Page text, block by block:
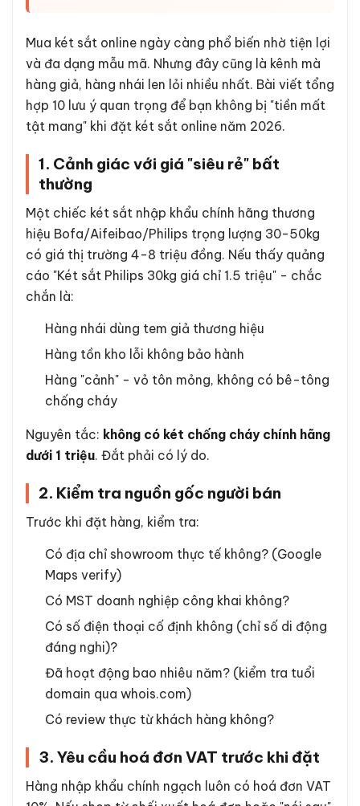
Mua két sắt online ngày càng phổ biến nhờ tiện lợi
và đa dạng mẫu mã. Nhưng đây cũng là kênh mà
hàng giả, hàng nhái len lỏi nhiều nhất. Bài viết tổng
hợp 10 lưu ý quan trọng để bạn không bị "tiền mất
tật mang" khi đặt két sắt online năm 2026.
1. Cảnh giác với giá "siêu rẻ" bất
thường
Một chiếc két sắt nhập khẩu chính hãng thương
hiệu Bofa/Aifeibao/Philips trọng lượng 30-50kg
có giá thị trường 4-8 triệu đồng. Nếu thấy quảng
cáo "Két sắt Philips 30kg giá chỉ 1.5 triệu" - chắc
chắn là:
Hàng nhái dùng tem giả thương hiệu
Hàng tồn kho lỗi không bảo hành
Hàng "cảnh" - vỏ tôn mỏng, không có bê-tông
chống cháy
Nguyên tắc: không có két chống cháy chính hãng
dưới 1 triệu. Đắt phải có lý do.
2. Kiểm tra nguồn gốc người bán
Trước khi đặt hàng, kiểm tra:
Có địa chỉ showroom thực tế không? (Google
Maps verify)
Có MST doanh nghiệp công khai không?
Có số điện thoại cố định không (chỉ số di động
đáng nghi)?
Đã hoạt động bao nhiêu năm? (kiểm tra tuổi
domain qua whois.com)
Có review thực từ khách hàng không?
3. Yêu cầu hoá đơn VAT trước khi đặt
Hàng nhập khẩu chính ngạch luôn có hoá đơn VAT